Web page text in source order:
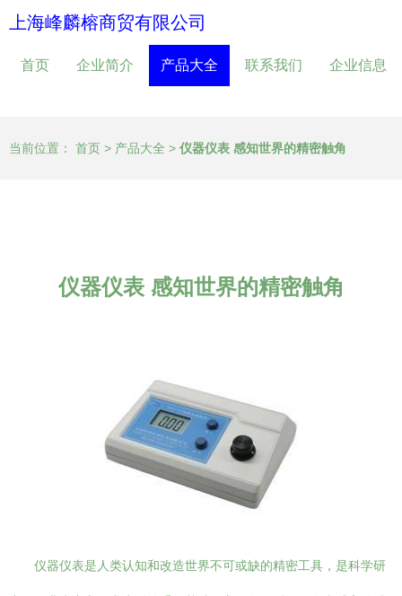
上海峰麟榕商贸有限公司
首页 企业简介 产品大全 联系我们 企业信息
当前位置： 首页 > 产品大全 > 仪器仪表 感知世界的精密触角
仪器仪表 感知世界的精密触角
仪器仪表是人类认知和改造世界不可或缺的精密工具，是科学研